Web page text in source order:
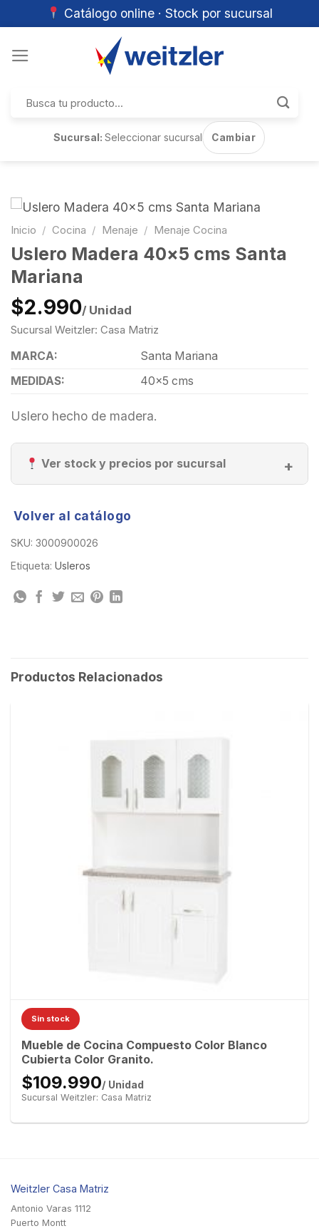
Catálogo online · Stock por sucursal
por:
Sucursal:Seleccionar sucursal Cambiar
Inicio / Cocina / Menaje / Menaje Cocina
Uslero Madera 40×5 cms Santa
Mariana
$2.990/ Unidad
Sucursal Weitzler: Casa Matriz
MARCA:
Santa Mariana
MEDIDAS:
40×5 cms
Uslero hecho de madera.
Ver stock y precios por sucursal
Volver al catálogo
SKU: 3000900026
Etiqueta: Usleros
Productos Relacionados
Sin stock
Mueble de Cocina Compuesto Color Blanco
Cubierta Color Granito.
$109.990/ Unidad
Sucursal Weitzler: Casa Matriz
Weitzler Casa Matriz
Antonio Varas 1112
Puerto Montt